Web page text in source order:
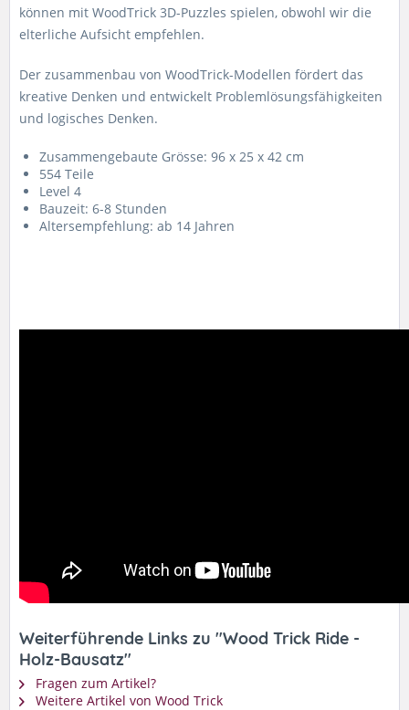
können mit WoodTrick 3D-Puzzles spielen, obwohl wir die
elterliche Aufsicht empfehlen.
Der zusammenbau von WoodTrick-Modellen fördert das
kreative Denken und entwickelt Problemlösungsfähigkeiten
und logisches Denken.
Zusammengebaute Grösse: 96 x 25 x 42 cm
554 Teile
Level 4
Bauzeit: 6-8 Stunden
Altersempfehlung: ab 14 Jahren
Weiterführende Links zu "Wood Trick Ride -
Holz-Bausatz"
Fragen zum Artikel?
Weitere Artikel von Wood Trick